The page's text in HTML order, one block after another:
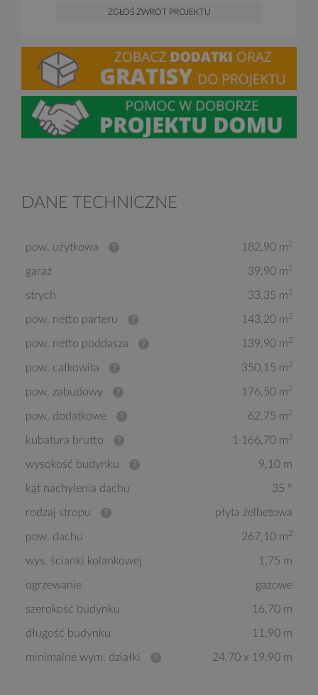
ZGŁOŚ ZWROT PROJEKTU
DANE TECHNICZNE
pow. użytkowa 182,90 m2
garaż 39,90 m2
strych 33,35 m2
pow. netto parteru 143,20 m2
pow. netto poddasza 139,90 m2
pow. całkowita 350,15 m2
pow. zabudowy 176,50 m2
pow. dodatkowe 62,75 m2
kubatura brutto 1 166,70 m3
wysokość budynku 9,10 m
kąt nachylenia dachu 35 °
rodzaj stropu płyta żelbetowa
pow. dachu 267,10 m2
wys. ścianki kolankowej 1,75 m
ogrzewanie gazowe
szerokość budynku 16,70 m
długość budynku 11,90 m
minimalne wym. działki 24,70 x 19,90 m